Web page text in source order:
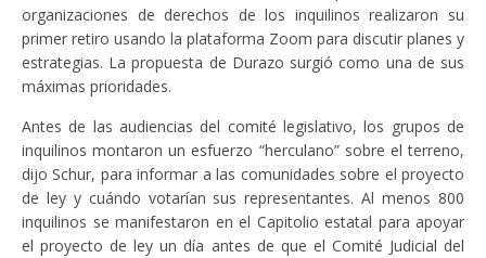
organizaciones de derechos de los inquilinos realizaron su
primer retiro usando la plataforma Zoom para discutir planes y
estrategias. La propuesta de Durazo surgió como una de sus
máximas prioridades.
Antes de las audiencias del comité legislativo, los grupos de
inquilinos montaron un esfuerzo “herculano” sobre el terreno,
dijo Schur, para informar a las comunidades sobre el proyecto
de ley y cuándo votarían sus representantes. Al menos 800
inquilinos se manifestaron en el Capitolio estatal para apoyar
el proyecto de ley un día antes de que el Comité Judicial del